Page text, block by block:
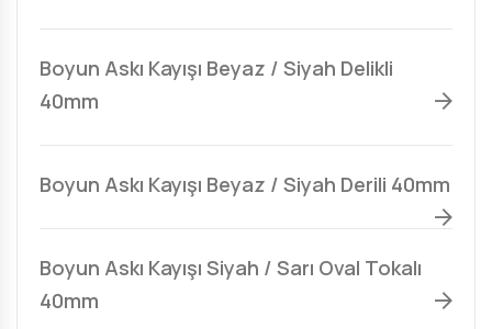
Boyun Askı Kayışı Beyaz / Siyah Delikli
40mm
Boyun Askı Kayışı Beyaz / Siyah Derili 40mm
Boyun Askı Kayışı Siyah / Sarı Oval Tokalı
40mm